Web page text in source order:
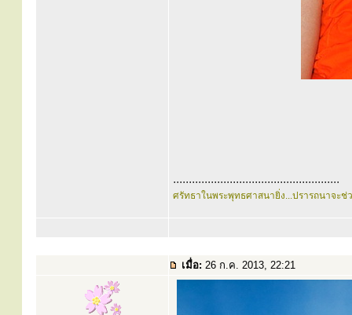
.....................................................
ศรัทธาในพระพุทธศาสนายิ่ง...ปรารถนาจะ
เมื่อ: 26 ก.ค. 2013, 22:21